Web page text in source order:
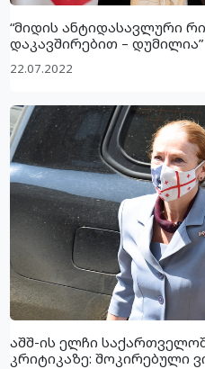
“მიდის ანტიდასავლური
დაკავშირებით – დუმილია”
22.07.2022
აშშ-ის ელჩი
კრიტიკაზე: შოკირებული